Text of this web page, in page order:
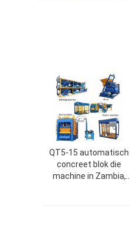
QT5-15 automatisch
concreet blok die
machine in Zambia,